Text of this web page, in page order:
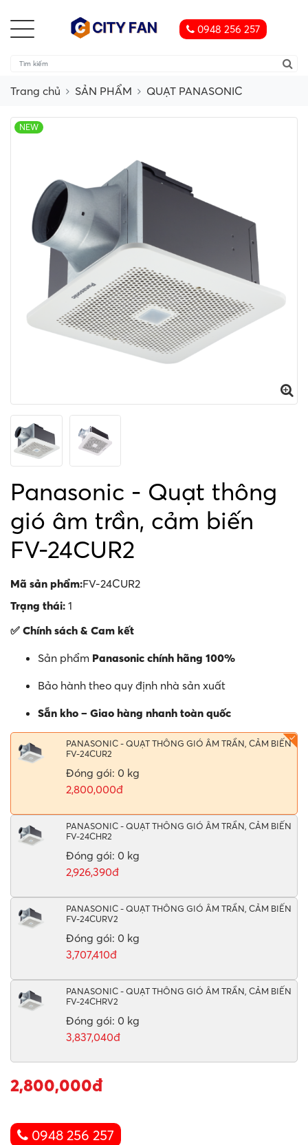
0948 256 257
Trang chủ SẢN PHẨM QUẠT PANASONIC
NEW
Panasonic - Quạt thông
gió âm trần, cảm biến
FV-24CUR2
Mã sản phẩm:FV-24CUR2
Trạng thái: 1
✅ Chính sách & Cam kết
Sản phẩm Panasonic chính hãng 100%
Bảo hành theo quy định nhà sản xuất
Sẵn kho – Giao hàng nhanh toàn quốc
PANASONIC - QUẠT THÔNG GIÓ ÂM TRẦN, CẢM BIẾN
FV-24CUR2
Đóng gói: 0 kg
2,800,000đ
PANASONIC - QUẠT THÔNG GIÓ ÂM TRẦN, CẢM BIẾN
FV-24CHR2
Đóng gói: 0 kg
2,926,390đ
PANASONIC - QUẠT THÔNG GIÓ ÂM TRẦN, CẢM BIẾN
FV-24CURV2
Đóng gói: 0 kg
3,707,410đ
PANASONIC - QUẠT THÔNG GIÓ ÂM TRẦN, CẢM BIẾN
FV-24CHRV2
Đóng gói: 0 kg
3,837,040đ
2,800,000đ
0948 256 257